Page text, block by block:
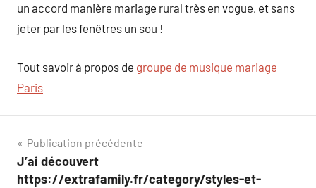
un accord manière mariage rural très en vogue, et sans
jeter par les fenêtres un sou !
Tout savoir à propos de groupe de musique mariage
Paris
Navigation
de
Publication précédente
J’ai découvert
https://extrafamily.fr/category/styles-et-